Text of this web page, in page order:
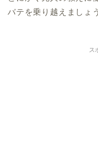
バテを乗り越えましょ
ス